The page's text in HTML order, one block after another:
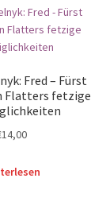
Fred – Fürst
Flatters fetzige
14,00